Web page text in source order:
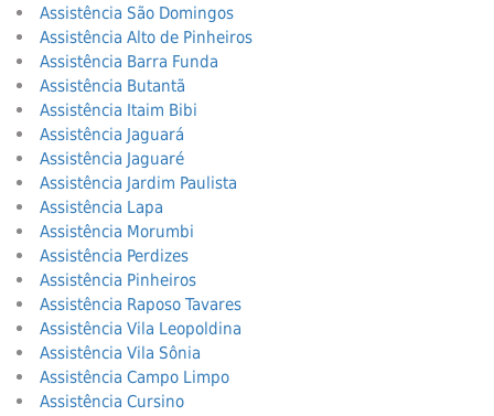
Assistência São Domingos
Assistência Alto de Pinheiros
Assistência Barra Funda
Assistência Butantã
Assistência Itaim Bibi
Assistência Jaguará
Assistência Jaguaré
Assistência Jardim Paulista
Assistência Lapa
Assistência Morumbi
Assistência Perdizes
Assistência Pinheiros
Assistência Raposo Tavares
Assistência Vila Leopoldina
Assistência Vila Sônia
Assistência Campo Limpo
Assistência Cursino